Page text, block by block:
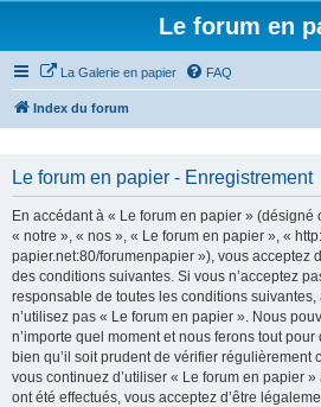
Le forum en
La Galerie en papier FAQ
Index du forum
Le forum en papier - Enregistrement
En accédant à « Le forum en papier » (désigné
« notre », « nos », « Le forum en papier », «
papier.net:80/forumenpapier »), vous acceptez
des conditions suivantes. Si vous n’acceptez
responsable de toutes les conditions suivantes,
n’utilisez pas « Le forum en papier ». Nous
n’importe quel moment et nous ferons tout
bien qu’il soit prudent de vérifier régulièrement
vous continuez d’utiliser « Le forum en papier
ont été effectués, vous acceptez d’être